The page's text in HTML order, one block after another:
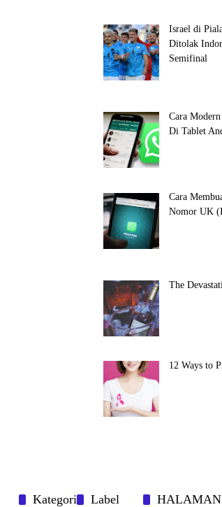
Israel di
Ditolak
Semifinal
Cara
Di Tablet
Cara
Nomor UK
The
12 Ways to
Kategori Label HALAMAN